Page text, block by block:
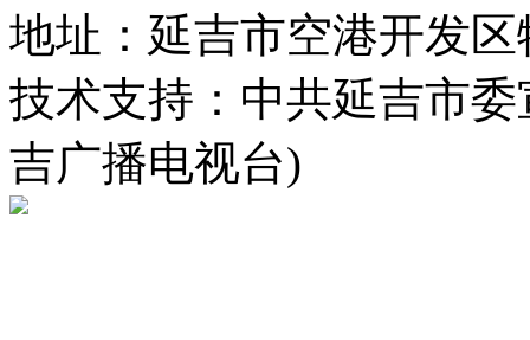
地址：延吉市空港开发
技术支持：中共延吉市
吉广播电视台)